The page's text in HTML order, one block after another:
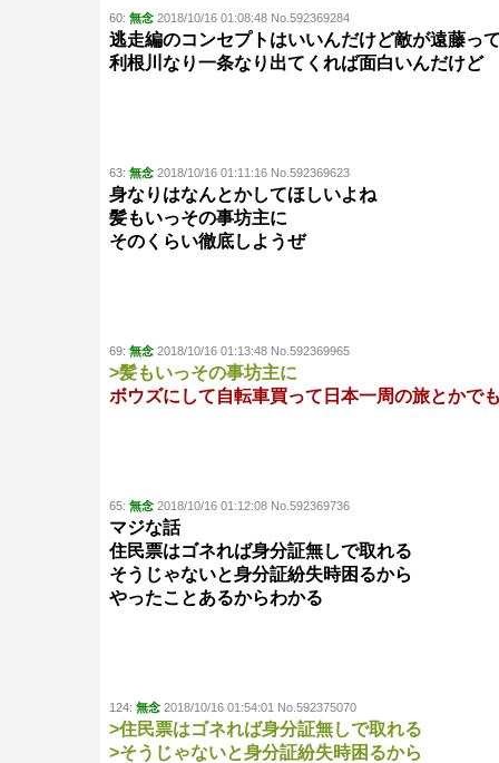
60: 無念 2018/10/16 01:08:48 No.592369284
逃走編のコンセプトはいいんだけど敵が遠藤っ
利根川なり一条なり出てくれば面白いんだけど
63: 無念 2018/10/16 01:11:16 No.592369623
身なりはなんとかしてほしいよね
髪もいっその事坊主に
そのくらい徹底しようぜ
69: 無念 2018/10/16 01:13:48 No.592369965
>髪もいっその事坊主に
ボウズにして自転車買って日本一周の旅とかで
65: 無念 2018/10/16 01:12:08 No.592369736
マジな話
住民票はゴネれば身分証無しで取れる
そうじゃないと身分証紛失時困るから
やったことあるからわかる
124: 無念 2018/10/16 01:54:01 No.592375070
>住民票はゴネれば身分証無しで取れる
>そうじゃないと身分証紛失時困るから